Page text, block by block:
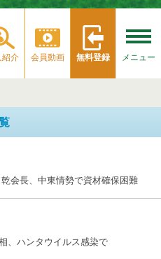
紹介 会員動画 無料登録 メニュー
会長、中東情勢で資材確保困難
、ハンタウイルス感染で